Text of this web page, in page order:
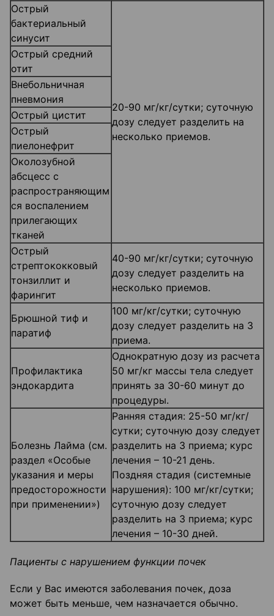
Острый
бактериальный
синусит
20-90 мг/кг/сутки; суточную
дозу следует разделить на
несколько приемов.
Острый средний
отит
Внебольничная
пневмония
Острый цистит
Острый
пиелонефрит
Околозубной
абсцесс с
распространяющим
ся воспалением
прилегающих
тканей
Острый
стрептококковый
тонзиллит и
фарингит
40-90 мг/кг/сутки; суточную
дозу следует разделить на
несколько приемов.
Брюшной тиф и
паратиф
100 мг/кг/сутки; суточную
дозу следует разделить на 3
приема.
Профилактика
эндокардита
Однократную дозу из расчета
50 мг/кг массы тела следует
принять за 30-60 минут до
процедуры.
Болезнь Лайма (см.
раздел «Особые
указания и меры
предосторожности
при применении»)
Ранняя стадия: 25-50 мг/кг/
сутки; суточную дозу следует
разделить на 3 приема; курс
лечения – 10-21 день.
Поздняя стадия (системные
нарушения): 100 мг/кг/сутки;
суточную дозу следует
разделить на 3 приема; курс
лечения – 10-30 дней.
Пациенты с нарушением функции почек
Если у Вас имеются заболевания почек, доза
может быть меньше, чем назначается обычно.